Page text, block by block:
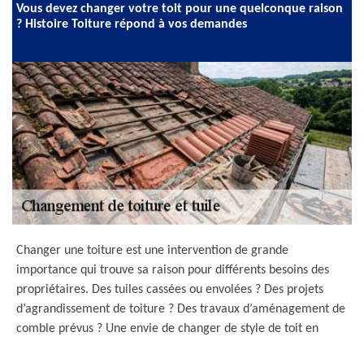
Vous devez changer votre toit pour une quelconque raison
? Histoire Toiture répond à vos demandes
Changer une toiture est une intervention de grande
importance qui trouve sa raison pour différents besoins des
propriétaires. Des tuiles cassées ou envolées ? Des projets
d’agrandissement de toiture ? Des travaux d’aménagement de
comble prévus ? Une envie de changer de style de toit en